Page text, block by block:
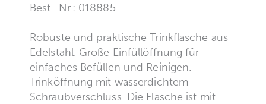
Best.-Nr.: 018885
Robuste und praktische Trinkflasche aus
Edelstahl. Große Einfüllöffnung für
einfaches Befüllen und Reinigen.
Trinköffnung mit wasserdichtem
Schraubverschluss. Die Flasche ist mit